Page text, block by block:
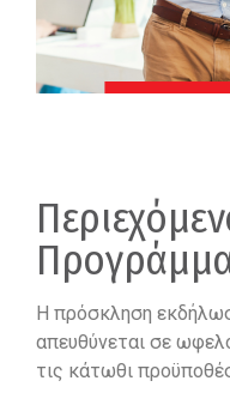
Η πρόσκληση
απευθύνεται σε
τις κάτωθι